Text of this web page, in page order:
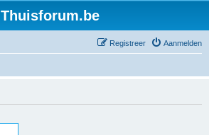
Thuisforum.be
Aanmelden
Registreer